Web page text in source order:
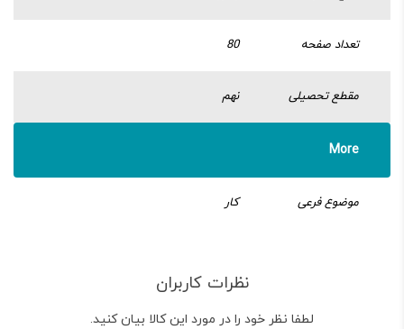
تعداد صفحه 80
مقطع تحصیلی نهم
More
موضوع فرعی کار
نظرات کاربران
لطفا نظر خود را در مورد این کالا بیان کنید.